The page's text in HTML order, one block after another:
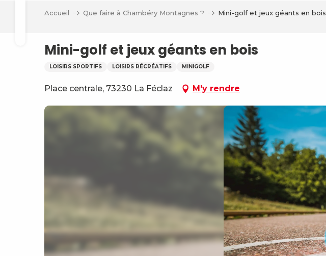
Accueil Que faire à Chambéry Montagnes ? Mini-golf et jeux géants en bois
Mini-golf et jeux géants en bois
LOISIRS SPORTIFS LOISIRS RÉCRÉATIFS MINIGOLF
Place centrale, 73230 La Féclaz M'y rendre